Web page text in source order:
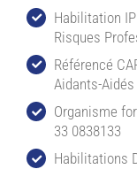
Habilitation
Risques
Référencé
Aidants-
Organisme
33 0838133
Habilitations